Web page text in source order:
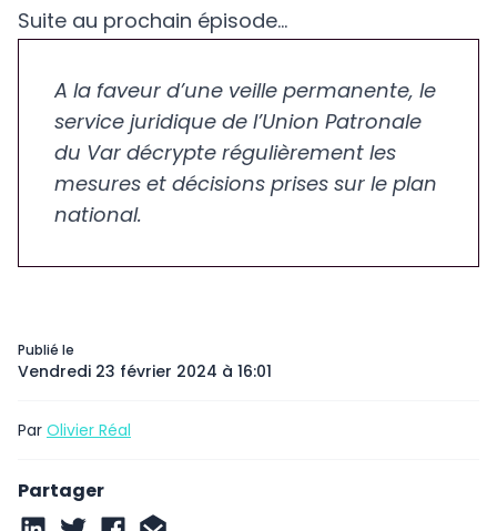
Publié le
Vendredi 23 février 2024 à 16:01
Par Olivier Réal
Partager
Suite au prochain épisode...
A la faveur d’une veille permanente, le
service juridique de l’Union Patronale
du Var décrypte régulièrement les
mesures et décisions prises sur le plan
national.